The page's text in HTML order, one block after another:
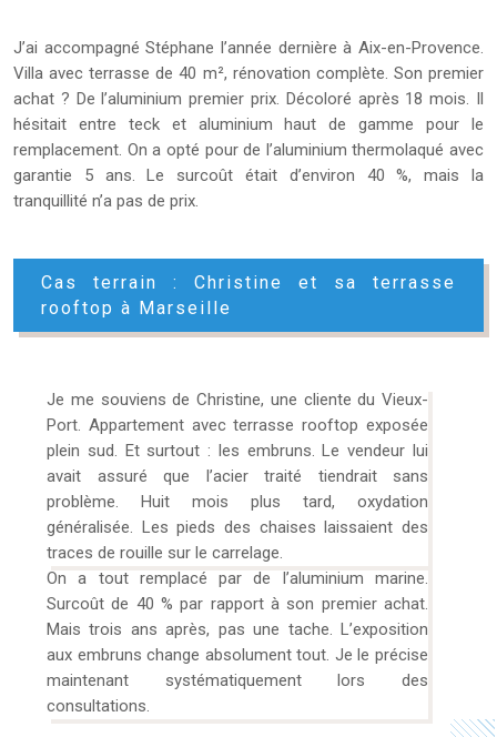
J’ai accompagné Stéphane l’année dernière à Aix-en-Provence.
Villa avec terrasse de 40 m², rénovation complète. Son premier
achat ? De l’aluminium premier prix. Décoloré après 18 mois. Il
hésitait entre teck et aluminium haut de gamme pour le
remplacement. On a opté pour de l’aluminium thermolaqué avec
garantie 5 ans. Le surcoût était d’environ 40 %, mais la
tranquillité n’a pas de prix.
Cas terrain : Christine et sa terrasse
rooftop à Marseille
Je me souviens de Christine, une cliente du Vieux-
Port. Appartement avec terrasse rooftop exposée
plein sud. Et surtout : les embruns. Le vendeur lui
avait assuré que l’acier traité tiendrait sans
problème. Huit mois plus tard, oxydation
généralisée. Les pieds des chaises laissaient des
traces de rouille sur le carrelage.
On a tout remplacé par de l’aluminium marine.
Surcoût de 40 % par rapport à son premier achat.
Mais trois ans après, pas une tache. L’exposition
aux embruns change absolument tout. Je le précise
maintenant systématiquement lors des
consultations.